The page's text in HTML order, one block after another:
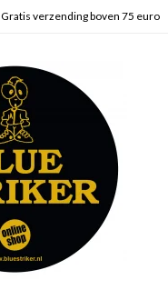
Gratis verzending boven 75 euro